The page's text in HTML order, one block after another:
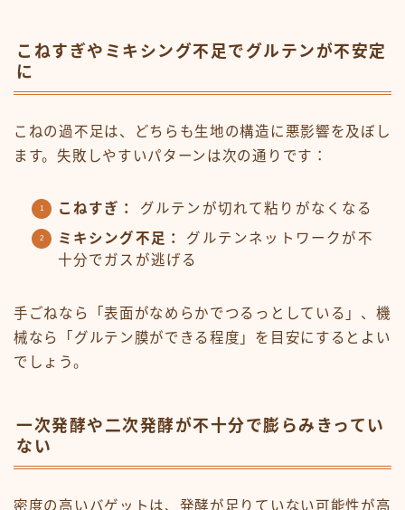
こねすぎやミキシング不足でグルテンが不安定
に
こねの過不足は、どちらも生地の構造に悪影響を及ぼし
ます。失敗しやすいパターンは次の通りです：
こねすぎ：
グルテンが切れて粘りがなくなる
ミキシング不足：
グルテンネットワークが不
十分でガスが逃げる
手ごねなら「表面がなめらかでつるっとしている」、機
械なら「グルテン膜ができる程度」を目安にするとよい
でしょう。
一次発酵や二次発酵が不十分で膨らみきってい
ない
密度の高いバゲットは、発酵が足りていない可能性が高